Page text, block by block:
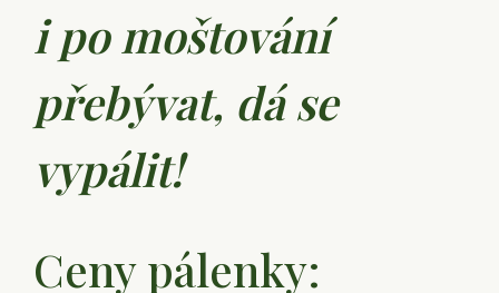
i po moštování
přebývat, dá se
vypálit!
Ceny pálenky: